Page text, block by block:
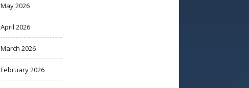
May 2026
April 2026
March 2026
February 2026